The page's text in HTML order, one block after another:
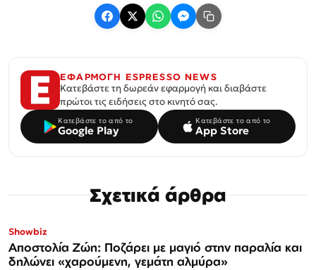
ΕΦΑΡΜΟΓΗ ESPRESSO NEWS
Κατεβάστε τη δωρεάν εφαρμογή και διαβάστε
πρώτοι τις ειδήσεις στο κινητό σας.
Κατεβάστε το από το
Google Play
Κατεβάστε το από το
App Store
Σχετικά άρθρα
Showbiz
Αποστολία Ζώη: Ποζάρει με μαγιό στην παραλία και
δηλώνει «χαρούμενη, γεμάτη αλμύρα»